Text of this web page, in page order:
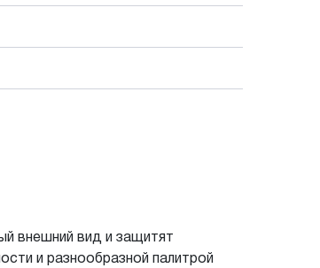
внешний вид и защитят
и разнообразной палитрой